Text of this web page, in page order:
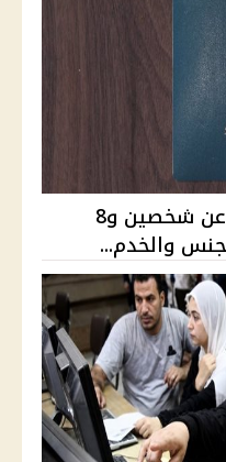
إسقاط الجنسية المصرية عن شخصين و8
والخدم...